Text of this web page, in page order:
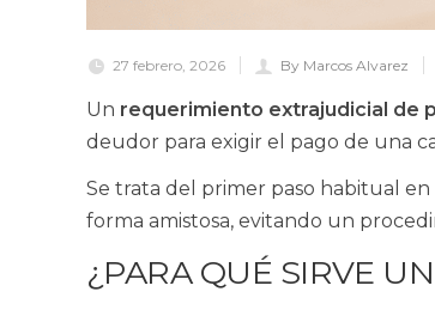
27 febrero, 2026 By Marcos Alvarez
Un requerimiento extrajudicial de
deudor para exigir el pago de una
Se trata del primer paso habitual
forma amistosa, evitando un
¿PARA QUÉ SIRVE